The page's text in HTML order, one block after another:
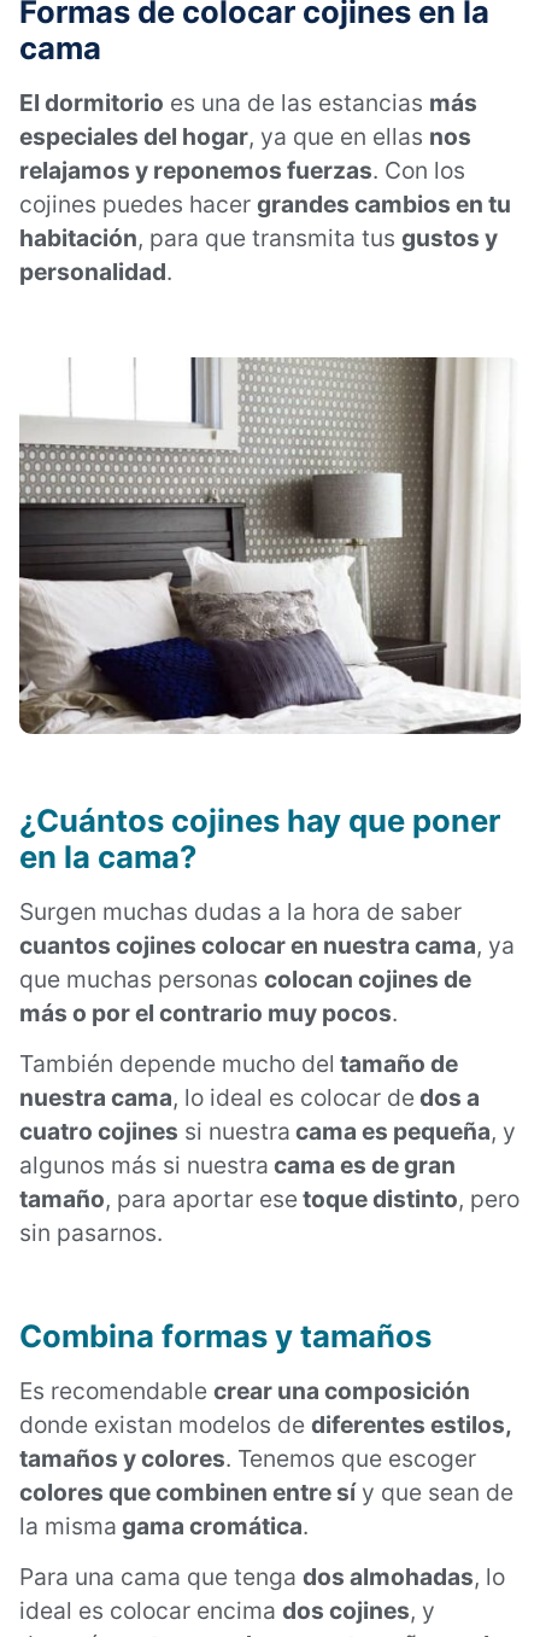
Formas de colocar cojines en la
cama
El dormitorio es una de las estancias más
especiales del hogar, ya que en ellas nos
relajamos y reponemos fuerzas. Con los
cojines puedes hacer grandes cambios en tu
habitación, para que transmita tus gustos y
personalidad.
¿Cuántos cojines hay que poner
en la cama?
Surgen muchas dudas a la hora de saber
cuantos cojines colocar en nuestra cama, ya
que muchas personas colocan cojines de
más o por el contrario muy pocos.
También depende mucho del tamaño de
nuestra cama, lo ideal es colocar dedos a
cuatro cojines si nuestra cama es pequeña, y
algunos más si nuestra cama es de gran
tamaño, para aportar esetoque distinto, pero
sin pasarnos.
Combina formas y tamaños
Es recomendable crear una composición
donde existan modelos de diferentes estilos,
tamaños y colores. Tenemos que escoger
colores que combinen entre síy que sean de
la misma gama cromática.
Para una cama que tenga dos almohadas, lo
ideal es colocar encima dos cojines, y